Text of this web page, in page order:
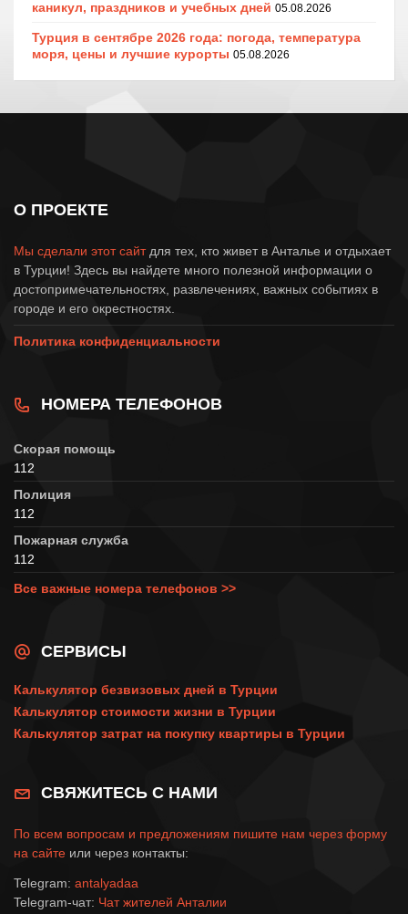
каникул, праздников и учебных дней 05.08.2026
Турция в сентябре 2026 года: погода, температура
моря, цены и лучшие курорты 05.08.2026
О ПРОЕКТЕ
Мы сделали этот сайтдля тех, кто живет в Анталье и отдыхает
в Турции! Здесь вы найдете много полезной информации о
достопримечательностях, развлечениях, важных событиях в
городе и его окрестностях.
Политика конфиденциальности
НОМЕРА ТЕЛЕФОНОВ
Скорая помощь
112
Полиция
112
Пожарная служба
112
Все важные номера телефонов >>
СЕРВИСЫ
Калькулятор безвизовых дней в Турции
Калькулятор стоимости жизни в Турции
Калькулятор затрат на покупку квартиры в Турции
СВЯЖИТЕСЬ С НАМИ
По всем вопросам и предложениям пишите нам через форму
на сайте или через контакты:
Telegram: antalyadaa
Telegram-чат: Чат жителей Анталии